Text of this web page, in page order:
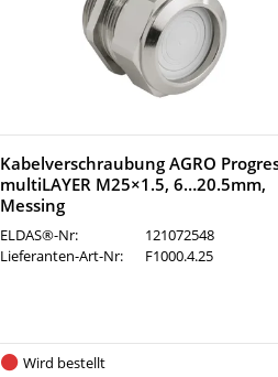
Kabelverschraubung AGRO
multiLAYER M25×1.5, 6…20.5mm,
Messing
ELDAS®-Nr:
121072548
Lieferanten-Art-Nr:
F1000.4.25
Wird bestellt